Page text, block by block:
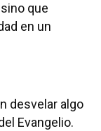
que
en un
desvelar algo
Evangelio.